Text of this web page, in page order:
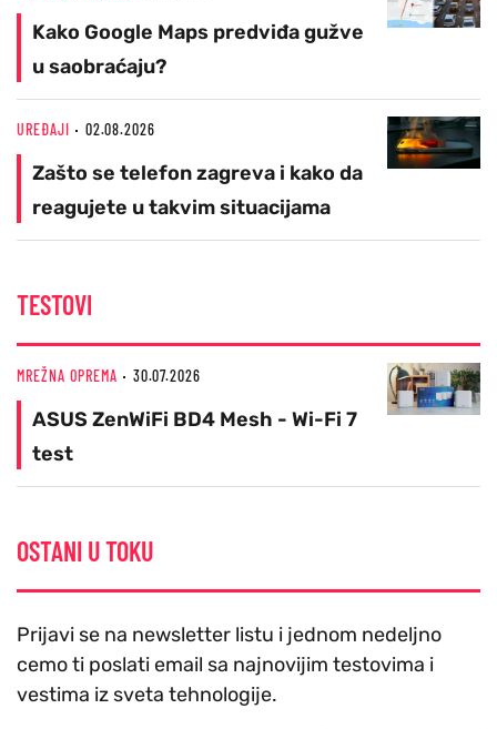
Kako Google Maps predviđa gužve
u saobraćaju?
UREĐAJI 02.08.2026
Zašto se telefon zagreva i kako da
reagujete u takvim situacijama
TESTOVI
MREŽNA OPREMA 30.07.2026
ASUS ZenWiFi BD4 Mesh - Wi-Fi 7
test
OSTANI U TOKU
Prijavi se na newsletter listu i jednom nedeljno
cemo ti poslati email sa najnovijim testovima i
vestima iz sveta tehnologije.